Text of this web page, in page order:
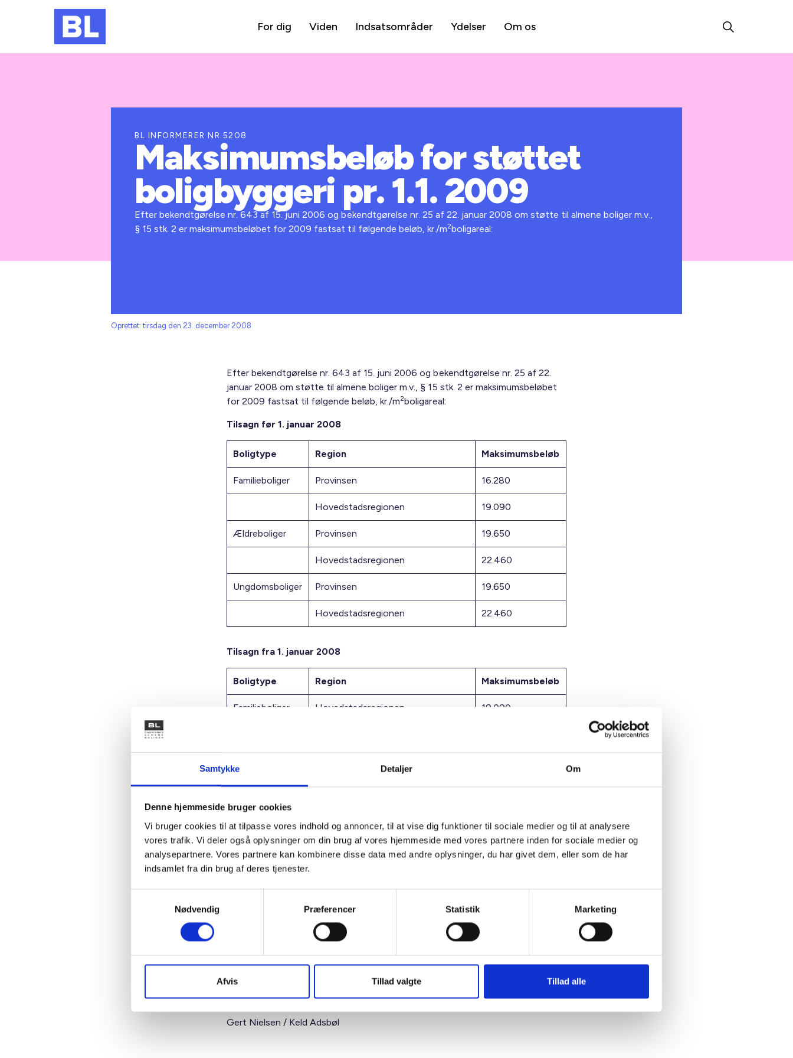
Samtykke Detaljer Om
Denne hjemmeside bruger cookies
Vi bruger cookies til at tilpasse vores indhold og annoncer, til at vise dig funktioner til sociale medier og til at analysere
vores trafik. Vi deler også oplysninger om din brug af vores hjemmeside med vores partnere inden for sociale medier og
analysepartnere. Vores partnere kan kombinere disse data med andre oplysninger, du har givet dem, eller som de har
indsamlet fra din brug af deres tjenester.
Nødvendig
Præferencer Statistik Marketing
Afvis Tillad valgte Tillad alle
For dig Viden Indsatsområder Ydelser Om os
BL INFORMERER NR.5208
Maksimumsbeløb for støttet
boligbyggeri pr. 1.1. 2009
Efter bekendtgørelse nr. 643 af 15. juni 2006 og bekendtgørelse nr. 25 af 22. januar 2008 om støtte til almene boliger m.v.,
§ 15 stk. 2 er maksimumsbeløbet for 2009 fastsat til følgende beløb, kr./m2boligareal:
Oprettet: tirsdag den 23. december 2008
Efter bekendtgørelse nr. 643 af 15. juni 2006 og bekendtgørelse nr. 25 af 22.
januar 2008 om støtte til almene boliger m.v., § 15 stk. 2 er maksimumsbeløbet
for 2009 fastsat til følgende beløb, kr./m2boligareal:
Tilsagn før 1. januar 2008
Boligtype Region Maksimumsbeløb
Familieboliger Provinsen 16.280
Hovedstadsregionen 19.090
Ældreboliger Provinsen 19.650
Hovedstadsregionen 22.460
Ungdomsboliger Provinsen 19.650
Hovedstadsregionen 22.460
Tilsagn fra 1. januar 2008
Boligtype Region Maksimumsbeløb
Familieboliger Hovedstadsregionen 19.090
Århus, Skanderborg, Odder,
Øvrig provins 19.650
Ungdomsboliger
Note: Hovedstadsregionen omfatter Københavns og Frederiksberg kommuner
Stevns kommune. Provinsen omfatter det øvrige land.
Med venlig hilsen
p.f.v.
Gert Nielsen / Keld Adsbøl